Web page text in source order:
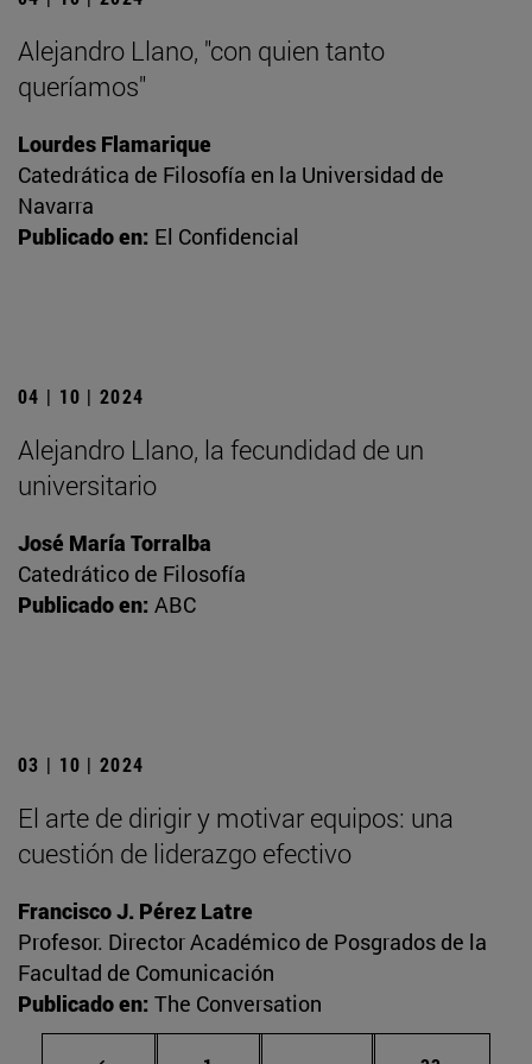
Alejandro Llano, "con quien tanto
queríamos"
Lourdes Flamarique
Catedrática de Filosofía en la Universidad de
Navarra
Publicado en: El Confidencial
04 | 10 | 2024
Alejandro Llano, la fecundidad de un
universitario
José María Torralba
Catedrático de Filosofía
Publicado en: ABC
03 | 10 | 2024
El arte de dirigir y motivar equipos: una
cuestión de liderazgo efectivo
Francisco J. Pérez Latre
Profesor. Director Académico de Posgrados de la
Facultad de Comunicación
Publicado en: The Conversation